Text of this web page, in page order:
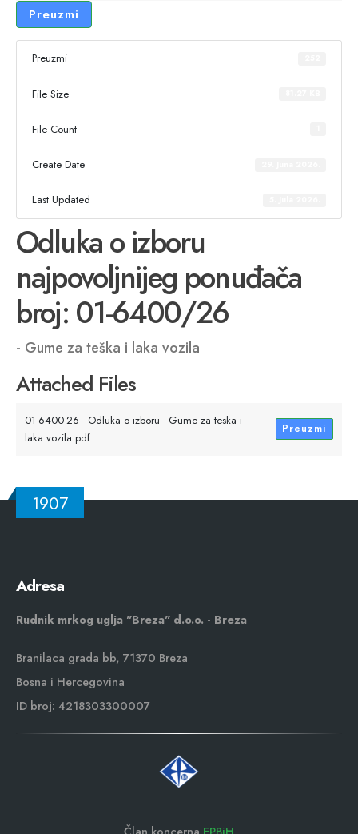
Preuzmi
Preuzmi
File Size
File Count
Create Date
Last Updated
Odluka o izboru
najpovoljnijeg ponuđača
broj: 01-6400/26
- Gume za teška i laka vozila
Attached Files
01-6400-26 - Odluka o izboru - Gume za teska i
laka vozila.pdf
Preuzmi
1907
Adresa
Rudnik mrkog uglja "Breza" d.o.o. - Breza
Branilaca grada bb, 71370 Breza
Bosna i Hercegovina
ID broj: 4218303300007